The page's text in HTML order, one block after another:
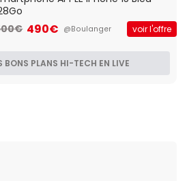
490€ @Boulanger voir l'offre
BONS PLANS HI-TECH EN LIVE